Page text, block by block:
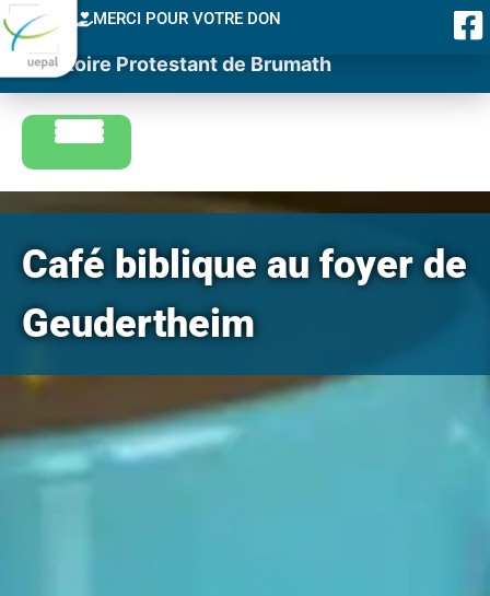
MERCI POUR VOTRE DON
Consistoire Protestant de Brumath
Café biblique au foyer de
Geudertheim